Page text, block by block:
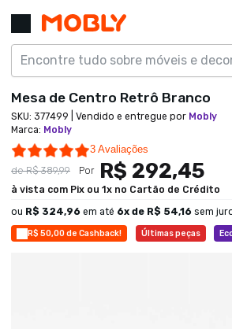
R$ 50,00 de Cashback! Últimas peças
Mesa de Centro Retrô Branco
SKU: 377499 | Vendido e entregue por Mobly
Marca: Mobly
5.0 star rating
3 Avaliações
deR$ 389,99 Por R$ 292,45
à vista com Pix ou 1x no Cartão de Crédito
ou R$ 324,96 em até 6x de R$ 54,16 sem